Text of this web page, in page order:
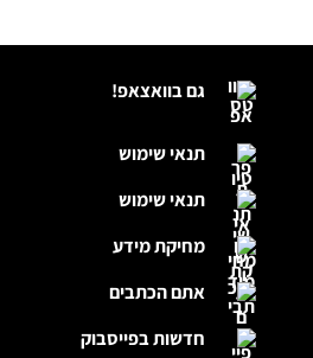
גם בוואצאפ!
תנאי שימוש
תנאי שימוש
מחיקת מידע
אתם הכתבים
חדשות בפייסבוק